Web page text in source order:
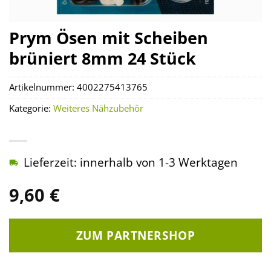
Prym Ösen mit Scheiben
brüniert 8mm 24 Stück
9,60 €
Lieferzeit: innerhalb von 1-3 Werktagen
ZUM PARTNERSHOP
Artikelnummer: 4002275413765
Kategorie: Weiteres Nähzubehör